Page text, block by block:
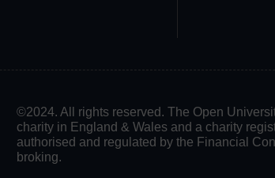
©2024. All rights reserved. The Open
charity in England & Wales and a charity
authorised and regulated by the Financial
broking.